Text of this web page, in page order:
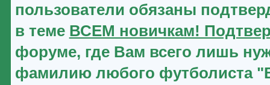
пользователи обязаны
в теме ВСЕМ новичкам!
форуме, где Вам всего лишь
фамилию любого футболиста